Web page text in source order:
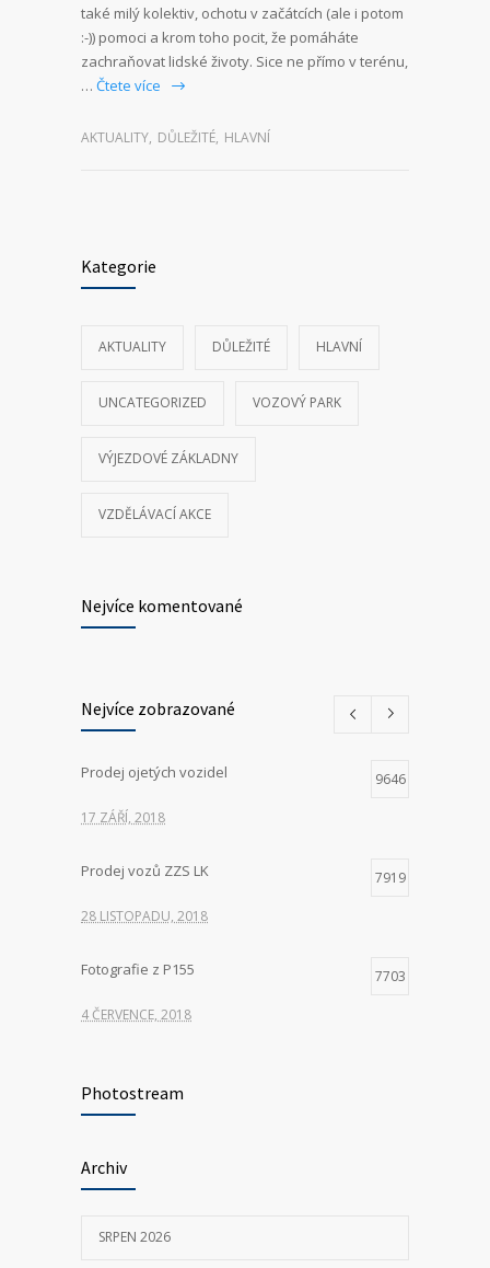
také milý kolektiv, ochotu v začátcích (ale i potom
:-)) pomoci a krom toho pocit, že pomáháte
zachraňovat lidské životy. Sice ne přímo v terénu,
… Čtete více
AKTUALITY, DŮLEŽITÉ, HLAVNÍ
Kategorie
AKTUALITY DŮLEŽITÉ HLAVNÍ
UNCATEGORIZED VOZOVÝ PARK
VÝJEZDOVÉ ZÁKLADNY
VZDĚLÁVACÍ AKCE
Nejvíce komentované
Nejvíce zobrazované
Prodej ojetých vozidel 9646
17 ZÁŘÍ, 2018
Prodej vozů ZZS LK 7919
28 LISTOPADU, 2018
Fotografie z P155 7703
4 ČERVENCE, 2018
VOZIDLA ZDRAVOTNICKÉ ZÁCHRANNÉ
SLUŽBY
11 ČERVNA, 2018
Photostream
Archiv
SRPEN 2026